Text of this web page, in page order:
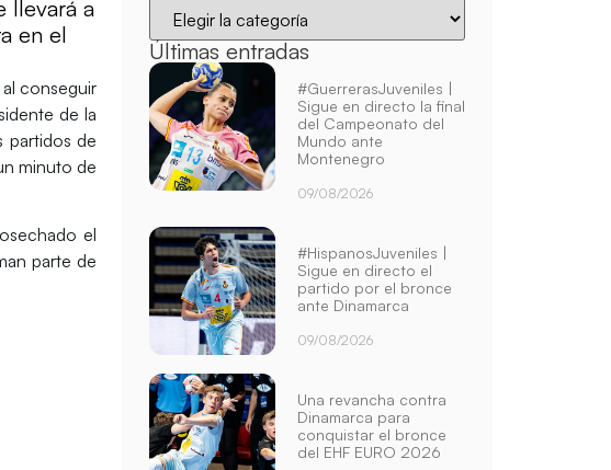
llevará a
en el
conseguir
de la
partidos de
minuto de
el
parte de
Últimas entradas
#GuerrerasJuveniles |
Sigue en directo la final
del Campeonato del
Mundo ante
Montenegro
09/08/2026
#HispanosJuveniles |
Sigue en directo el
partido por el bronce
ante Dinamarca
09/08/2026
Una revancha contra
Dinamarca para
conquistar el bronce
del EHF EURO 2026